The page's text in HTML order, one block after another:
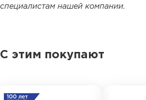
специалистам нашей компании.
С этим покупают